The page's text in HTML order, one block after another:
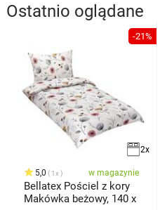
Ostatnio oglądane
-21%
2x
5,0 1x w magazynie
Bellatex Pościel z kory
Makówka beżowy, 140 x